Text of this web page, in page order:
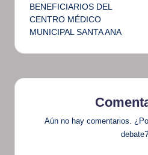
BENEFICIARIOS DEL
CENTRO MÉDICO
MUNICIPAL SANTA ANA
Aún no hay comentarios.
debate?